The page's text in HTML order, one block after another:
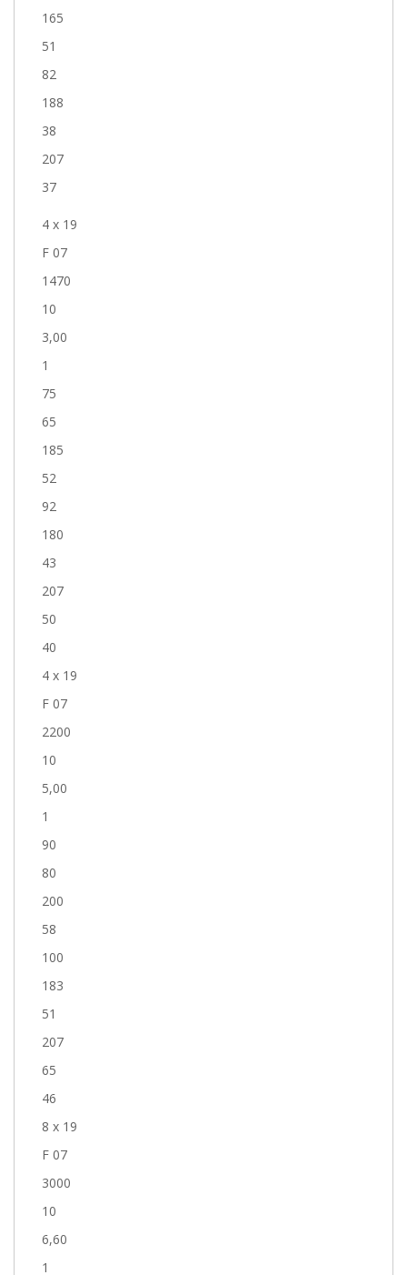
165
51
82
188
38
207
37
4 x 19
F 07
1470
10
3,00
1
75
65
185
52
92
180
43
207
50
40
4 x 19
F 07
2200
10
5,00
1
90
80
200
58
100
183
51
207
65
46
8 x 19
F 07
3000
10
6,60
1